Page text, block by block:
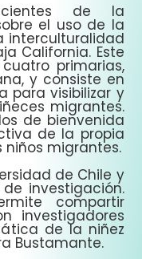
de la
el uso de la
interculturalidad
California. Este
primarias,
y consiste en
para visibilizar y
migrantes.
de bienvenida
de la propia
migrantes.
de Chile y
investigación.
compartir
investigadores
de la niñez
Bustamante.